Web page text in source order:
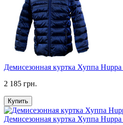
Демисезонная куртка Хуппа
2 185 грн.
Купить
Демисезонная куртка Хуппа